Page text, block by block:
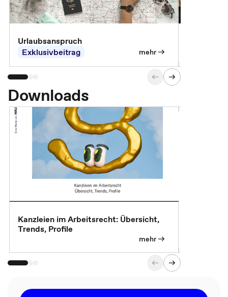
Urlaubsanspruch
Exklusivbeitrag
mehr
Downloads
Kanzleien im Arbeitsrecht: Übersicht,
Trends, Profile
mehr